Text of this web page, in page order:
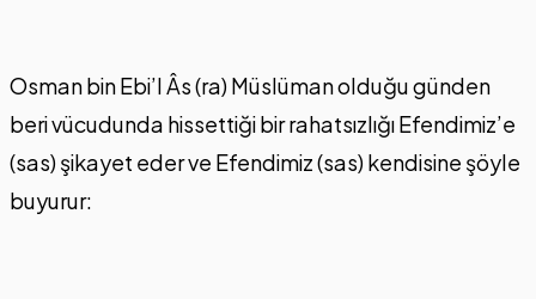
Osman bin Ebi’l Âs (ra) Müslüman olduğu günden
beri vücudunda hissettiği bir rahatsızlığı Efendimiz’e
(sas) şikayet eder ve Efendimiz (sas) kendisine şöyle
buyurur: